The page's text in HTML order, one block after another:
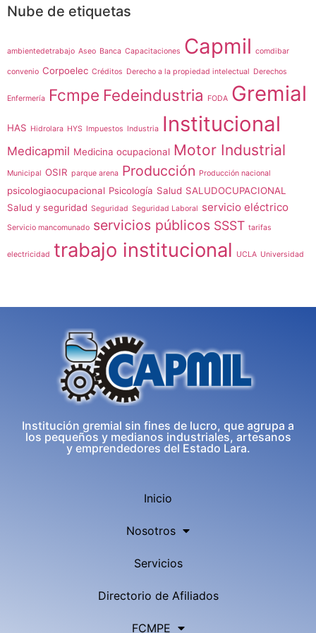
Nube de etiquetas
ambientedetrabajo Aseo Banca Capacitaciones Capmil comdibar
convenio Corpoelec Créditos Derecho a la propiedad intelectual Derechos
Enfermería Fcmpe Fedeindustria FODA Gremial
HAS Hidrolara HYS Impuestos Industria Institucional
Medicapmil Medicina ocupacional Motor Industrial
Municipal OSIR parque arena Producción Producción nacional
psicologiaocupacional Psicología Salud SALUDOCUPACIONAL
Salud y seguridad Seguridad Seguridad Laboral servicio eléctrico
Servicio mancomunado servicios públicos SSST tarifas
electricidad trabajo institucional UCLA Universidad
Institución gremial sin fines de lucro, que agrupa a
los pequeños y medianos industriales, artesanos
y emprendedores del Estado Lara.
Inicio
Nosotros
Servicios
Directorio de Afiliados
FCMPE